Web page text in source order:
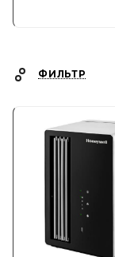
ФИЛЬТР